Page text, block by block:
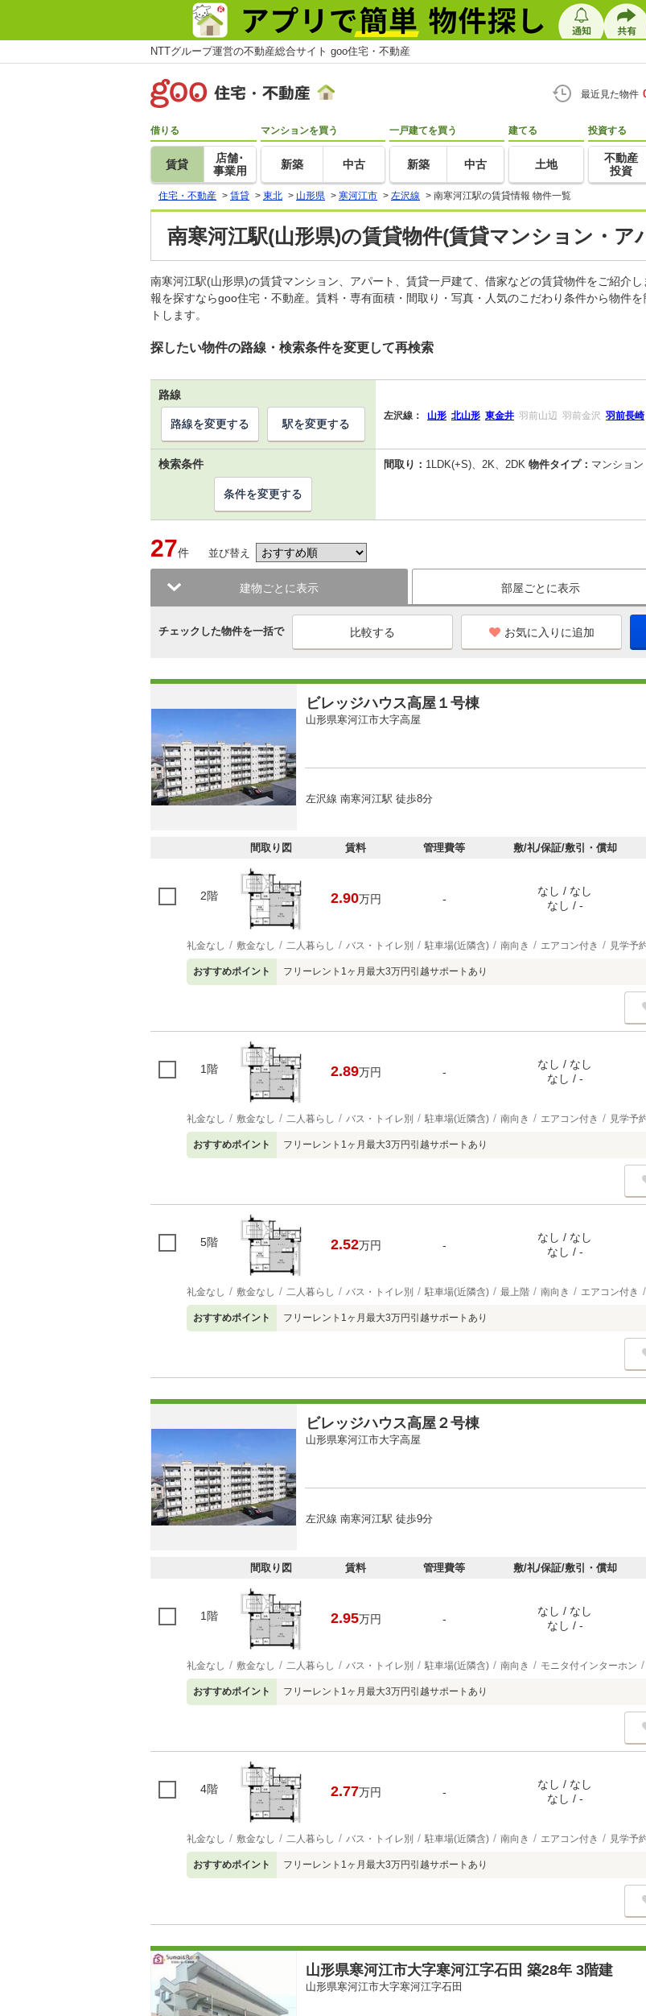
NTTグループ運営の不動産総合サイト goo住宅・不動産
最近見た物件
借りる
賃貸
店舗･
事業用
マンションを買う
新築 中古
一戸建てを買う
新築 中古
建てる
土地
投資する
不動産
投資
住宅・不動産 > 賃貸 > 東北 > 山形県 > 寒河江市 > 左沢線 > 南寒河江駅の賃貸情報 物件一覧
南寒河江駅(山形県)の賃貸物件(賃貸マンション・ア
南寒河江駅(山形県)の賃貸マンション、アパート、賃貸一戸建て、借家などの賃貸物件をご紹介
報を探すならgoo住宅・不動産。賃料・専有面積・間取り・写真・人気のこだわり条件から物件
トします。
探したい物件の路線・検索条件を変更して再検索
路線
左沢線： 山形 北山形 東金井 羽前山辺 羽前金沢 羽前長崎
路線を変更する 駅を変更する
検索条件 間取り： 1LDK(+S)、2K、2DK 物件タイプ： マンション
条件を変更する
27件 並び替え
建物ごとに表示 部屋ごとに表示
チェックした物件を一括で お気に入りに追加
ビレッジハウス高屋１号棟
山形県寒河江市大字高屋
左沢線 南寒河江駅 徒歩8分
間取り図 賃料 管理費等 敷/礼/保証/敷引・償却
2階 2.90万円 -
なし / なし
なし / -
礼金なし 敷金なし 二人暮らし バス・トイレ別 駐車場(近隣含) 南向き エアコン付き 見学予
おすすめポイント フリーレント1ヶ月最大3万円引越サポートあり
1階 2.89万円 -
なし / なし
なし / -
礼金なし 敷金なし 二人暮らし バス・トイレ別 駐車場(近隣含) 南向き エアコン付き 見学予
おすすめポイント フリーレント1ヶ月最大3万円引越サポートあり
5階 2.52万円 -
なし / なし
なし / -
礼金なし 敷金なし 二人暮らし バス・トイレ別 駐車場(近隣含) 最上階 南向き エアコン付き
おすすめポイント フリーレント1ヶ月最大3万円引越サポートあり
ビレッジハウス高屋２号棟
山形県寒河江市大字高屋
左沢線 南寒河江駅 徒歩9分
間取り図 賃料 管理費等 敷/礼/保証/敷引・償却
1階 2.95万円 -
なし / なし
なし / -
礼金なし 敷金なし 二人暮らし バス・トイレ別 駐車場(近隣含) 南向き モニタ付インターホン
おすすめポイント フリーレント1ヶ月最大3万円引越サポートあり
4階 2.77万円 -
なし / なし
なし / -
礼金なし 敷金なし 二人暮らし バス・トイレ別 駐車場(近隣含) 南向き エアコン付き 見学予
おすすめポイント フリーレント1ヶ月最大3万円引越サポートあり
山形県寒河江市大字寒河江字石田 築28年 3階建
山形県寒河江市大字寒河江字石田